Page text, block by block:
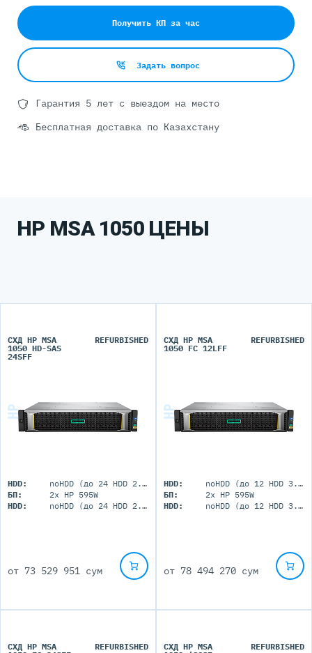
Получить КП за час
Задать вопрос
Гарантия 5 лет с выездом на место
Бесплатная доставка по Казахстану
HP MSA 1050 ЦЕНЫ
СХД HP MSA
1050 HD-SAS
24SFF
REFURBISHED
HDD:
noHDD (до 24 HDD 2.5")
БП:
2x HP 595W
HDD:
noHDD (до 24 HDD 2.5")
от 73 529 951 сум
СХД HP MSA
1050 FC 12LFF
REFURBISHED
HDD:
noHDD (до 12 HDD 3.5")
БП:
2x HP 595W
HDD:
noHDD (до 12 HDD 3.5")
от 78 494 270 сум
СХД HP MSA
REFURBISHED
СХД HP MSA
REFURBISHED